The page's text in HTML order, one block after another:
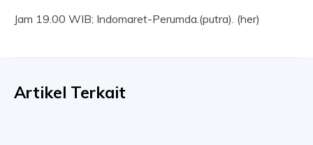
Jam 19.00 WIB; Indomaret-Perumda.(putra). (her)
Artikel Terkait